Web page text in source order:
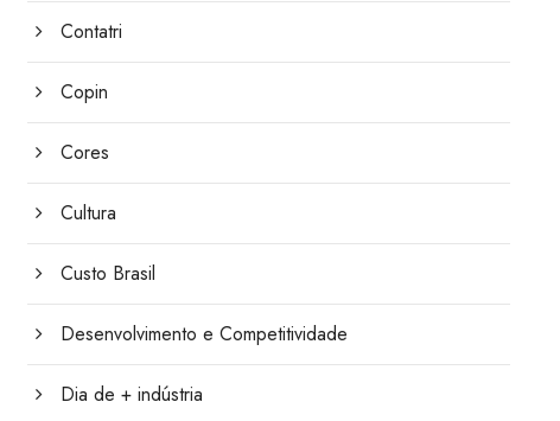
Contatri
Copin
Cores
Cultura
Custo Brasil
Desenvolvimento e Competitividade
Dia de + indústria